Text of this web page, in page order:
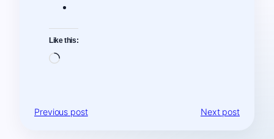
Like this:
Loading…
Previous post Next post